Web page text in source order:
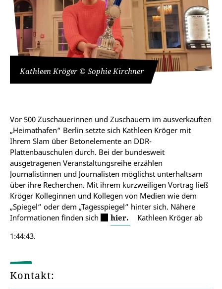
Kathleen Kröger © Sophie Kirchner
Vor 500 Zuschauerinnen und Zuschauern im ausverkauften
„Heimathafen“ Berlin setzte sich Kathleen Kröger mit
Ihrem Slam über Betonelemente an DDR-
Plattenbauschulen durch. Bei der bundesweit
ausgetragenen Veranstaltungsreihe erzählen
Journalistinnen und Journalisten möglichst unterhaltsam
über ihre Recherchen. Mit ihrem kurzweiligen Vortrag ließ
Kröger Kolleginnen und Kollegen von Medien wie dem
„Spiegel“ oder dem „Tagesspiegel“ hinter sich. Nähere
Informationen finden sich
hier.
Kathleen Kröger ab
1:44:43.
Kontakt: